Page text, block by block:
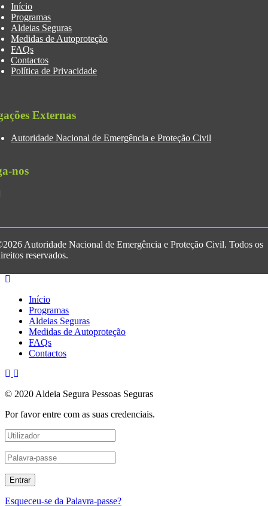
Início
Programas
Aldeias Seguras
Medidas de Autoproteção
FAQs
Contactos
Política de Privacidade
Externas
Autoridade Nacional de Emergência e Proteção Civil
nos
Autoridade Nacional de Emergência e Proteção Civil. Todos os
reservados.
Início
Programas
Aldeias Seguras
Medidas de Autoproteção
FAQs
Contactos
© 2020 Aldeia Segura Pessoas Seguras
Por favor entre com as suas credenciais.
Esqueceu-se da Palavra-passe?